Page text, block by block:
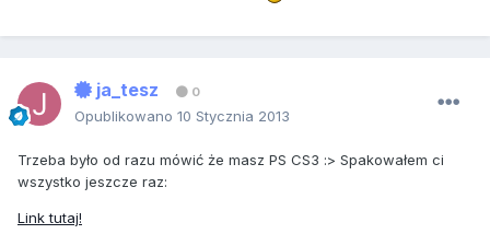
ja_tesz 0
Opublikowano 10 Stycznia 2013
Trzeba było od razu mówić że masz PS CS3 :> Spakowałem ci
wszystko jeszcze raz:
Link tutaj!